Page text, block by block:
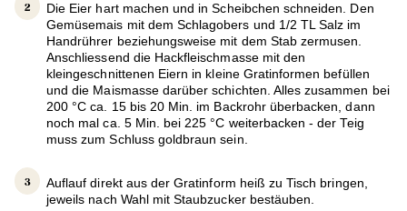
Die Eier hart machen und in Scheibchen schneiden. Den
Gemüsemais mit dem Schlagobers und 1/2 TL Salz im
Handrührer beziehungsweise mit dem Stab zermusen.
Anschliessend die Hackfleischmasse mit den
kleingeschnittenen Eiern in kleine Gratinformen befüllen
und die Maismasse darüber schichten. Alles zusammen bei
200 °C ca. 15 bis 20 Min. im Backrohr überbacken, dann
noch mal ca. 5 Min. bei 225 °C weiterbacken - der Teig
muss zum Schluss goldbraun sein.
Auflauf direkt aus der Gratinform heiß zu Tisch bringen,
jeweils nach Wahl mit Staubzucker bestäuben.